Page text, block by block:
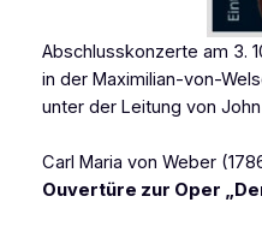
Abschlusskonzerte am 3.
in der Maximilian-von-
unter der Leitung von
Carl Maria von Weber
Ouvertüre zur Oper